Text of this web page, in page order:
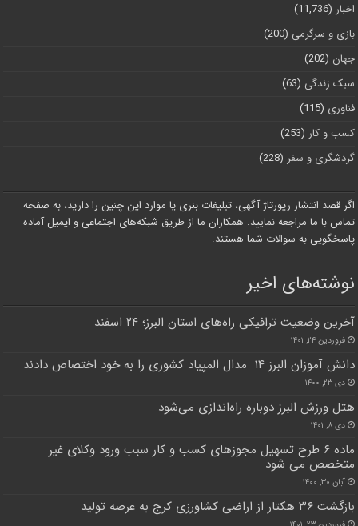
اخبار (11,736)
بازی و سرگرمی (200)
جهان (202)
سبک زندگی (63)
فناوری (115)
کسب و کار (253)
گردشگری و سفر (228)
اگر قصد انتشار رپورتاژ آگهی، تبلیغات بنری یا موارد این چنین را دارید، به صفحه
تماس با ما مراجعه نمایید. همکاران ما از طریق شبکه‌های اجتماعی و ایمیل آماده
پاسخگویی به سوالات شما هستند.
نوشته‌های اخیر
آخرین وضعیت ترافیکی راه‌های استان البرز؛ ۲۴ اسفند
فروردین ۲۴, ۱۴۰۱
دانش آموزان البرز ۱۴ مدال المپیاد کشوری را به خود اختصاص دادند
دی ۲۳, ۱۴۰۰
هتل ورزش البرز دوباره راه‌اندازی می‌شود
دی ۸, ۱۴۰۱
ماده ۶ طرح تسهیل مجوزهای کسب و کار سبب ورود وکلای غیر
متخصص می شود
آبان ۳۰, ۱۴۰۰
بازگشت ۳۶ هکتار از اراضی کشاورزی کرج به عرصه تولید